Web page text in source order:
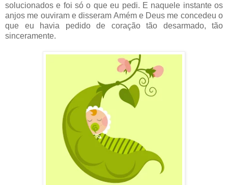
solucionados e foi só o que eu pedi. E naquele instante os
anjos me ouviram e disseram Amém e Deus me concedeu o
que eu havia pedido de coração tão desarmado, tão
sinceramente.